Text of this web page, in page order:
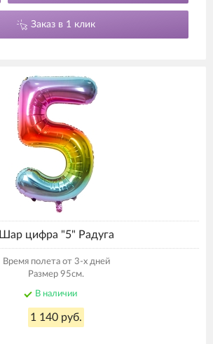
Заказ в 1 клик
Шар цифра "5" Радуга
Время полета от 3-х дней
Размер 95см.
В наличии
1 140 руб.